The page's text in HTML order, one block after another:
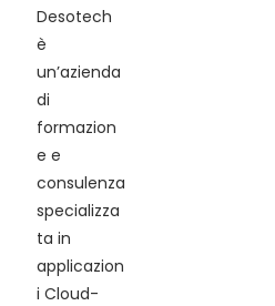
Desotech
è
un’azienda
di
formazion
e e
consulenza
specializza
ta in
applicazion
i Cloud-